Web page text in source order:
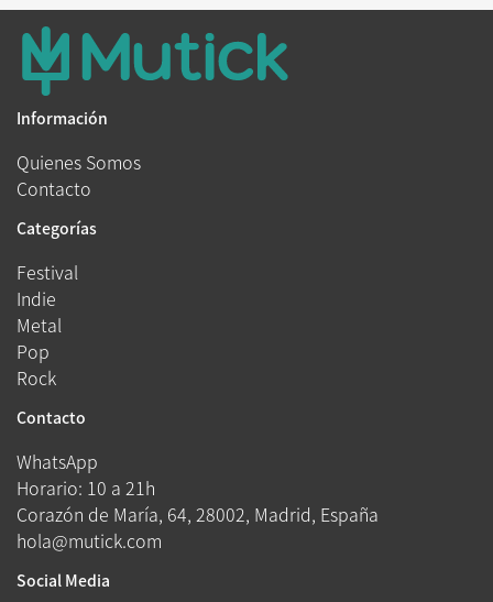
Información
Quienes Somos
Contacto
Categorías
Festival
Indie
Metal
Pop
Rock
Contacto
WhatsApp
Horario: 10 a 21h
Corazón de María, 64, 28002, Madrid, España
hola@mutick.com
Social Media